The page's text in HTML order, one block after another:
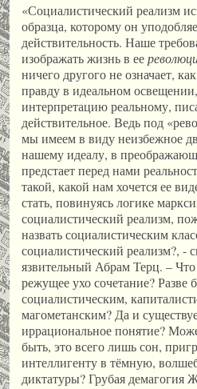
«Социалистический реализм
образца, которому он
действительность. Наше
изображать жизнь в ее
ничего другого не означает,
правду в идеальном
интерпретацию реальному,
действительное. Ведь под
мы имеем в виду неизбежное
нашему идеалу, в
предстает перед нами
такой, какой нам хочется ее
стать, повинуясь логике
социалистический реализм,
назвать социалистическим
социалистический реализм?, -
язвительный Абрам Терц. – Что
режущее ухо сочетание? Разве
социалистическим,
магометанским? Да и
иррациональное понятие?
быть, это всего лишь сон,
интеллигенту в тёмную,
диктатуры? Грубая демагогия